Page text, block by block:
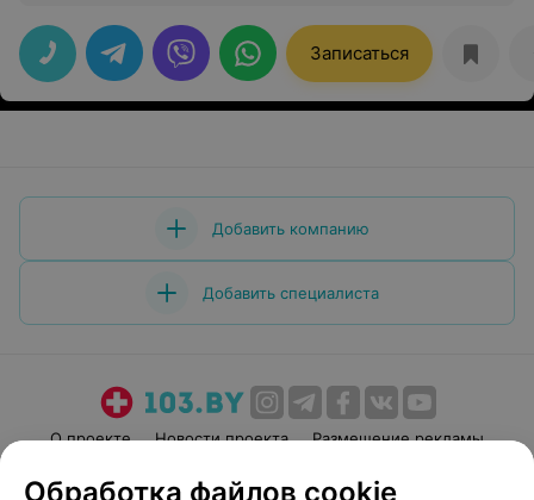
Записаться
Добавить компанию
Добавить специалиста
О проекте Новости проекта
Размещение рекламы
Обработка файлов cookie